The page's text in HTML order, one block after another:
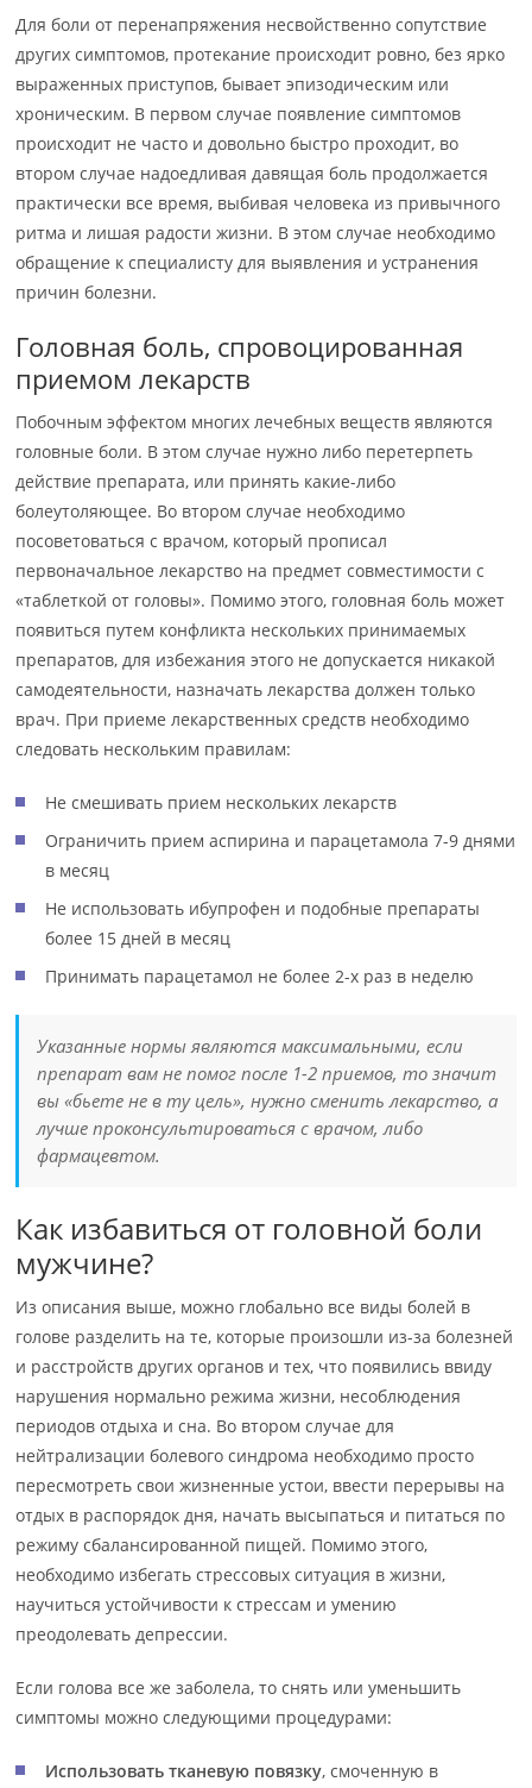
Для боли от перенапряжения несвойственно сопутствие
других симптомов, протекание происходит ровно, без ярко
выраженных приступов, бывает эпизодическим или
хроническим. В первом случае появление симптомов
происходит не часто и довольно быстро проходит, во
втором случае надоедливая давящая боль продолжается
практически все время, выбивая человека из привычного
ритма и лишая радости жизни. В этом случае необходимо
обращение к специалисту для выявления и устранения
причин болезни.
Головная боль, спровоцированная
приемом лекарств
Побочным эффектом многих лечебных веществ являются
головные боли. В этом случае нужно либо перетерпеть
действие препарата, или принять какие-либо
болеутоляющее. Во втором случае необходимо
посоветоваться с врачом, который прописал
первоначальное лекарство на предмет совместимости с
«таблеткой от головы». Помимо этого, головная боль может
появиться путем конфликта нескольких принимаемых
препаратов, для избежания этого не допускается никакой
самодеятельности, назначать лекарства должен только
врач. При приеме лекарственных средств необходимо
следовать нескольким правилам:
Не смешивать прием нескольких лекарств
Ограничить прием аспирина и парацетамола 7-9 днями
в месяц
Не использовать ибупрофен и подобные препараты
более 15 дней в месяц
Принимать парацетамол не более 2-х раз в неделю
Указанные нормы являются максимальными, если
препарат вам не помог после 1-2 приемов, то значит
вы «бьете не в ту цель», нужно сменить лекарство, а
лучше проконсультироваться с врачом, либо
фармацевтом.
Как избавиться от головной боли
мужчине?
Из описания выше, можно глобально все виды болей в
голове разделить на те, которые произошли из-за болезней
и расстройств других органов и тех, что появились ввиду
нарушения нормально режима жизни, несоблюдения
периодов отдыха и сна. Во втором случае для
нейтрализации болевого синдрома необходимо просто
пересмотреть свои жизненные устои, ввести перерывы на
отдых в распорядок дня, начать высыпаться и питаться по
режиму сбалансированной пищей. Помимо этого,
необходимо избегать стрессовых ситуация в жизни,
научиться устойчивости к стрессам и умению
преодолевать депрессии.
Если голова все же заболела, то снять или уменьшить
симптомы можно следующими процедурами:
Использовать тканевую повязку, смоченную в